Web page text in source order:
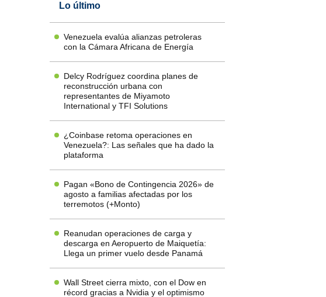
Lo último
Venezuela evalúa alianzas petroleras
con la Cámara Africana de Energía
Delcy Rodríguez coordina planes de
reconstrucción urbana con
representantes de Miyamoto
International y TFI Solutions
¿Coinbase retoma operaciones en
Venezuela?: Las señales que ha dado la
plataforma
Pagan «Bono de Contingencia 2026» de
agosto a familias afectadas por los
terremotos (+Monto)
Reanudan operaciones de carga y
descarga en Aeropuerto de Maiquetía:
Llega un primer vuelo desde Panamá
Wall Street cierra mixto, con el Dow en
récord gracias a Nvidia y el optimismo